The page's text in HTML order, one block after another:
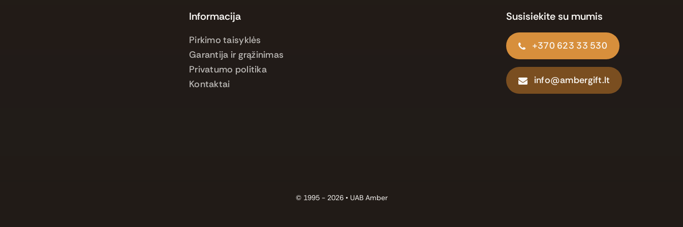
Informacija
Pirkimo taisyklės
Garantija ir grąžinimas
Privatumo politika
Kontaktai
Susisiekite su mumis
+370 623 33 530
info@ambergift.lt
© 1995 - 2026 • UAB Amber